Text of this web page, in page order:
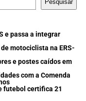
Pesquisar
e passa a integrar
motociclista na ERS-
e postes caídos em
com a Comenda
futebol certifica 21